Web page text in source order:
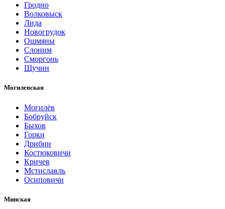
Гродно
Волковыск
Лида
Новогрудок
Ошмяны
Слоним
Сморгонь
Щучин
Могилевская
Могилёв
Бобруйск
Быхов
Горки
Дрибин
Костюковичи
Кричев
Мстиславль
Осиповичи
Минская